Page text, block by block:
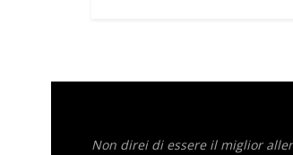
Non direi di essere il miglior